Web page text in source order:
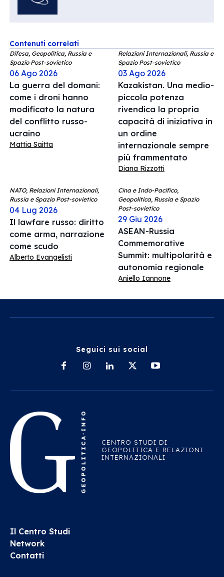
Contenuti correlati
Difesa, Geopolitica, Russia e
Spazio Post-sovietico
06 Ago 2026
La guerra del domani:
come i droni hanno
modificato la natura
del conflitto russo-
ucraino
Mattia Saitta
Relazioni Internazionali, Russia e
Spazio Post-sovietico
03 Ago 2026
Kazakistan. Una medio-
piccola potenza
rivendica la propria
capacità di iniziativa in
un ordine
internazionale sempre
più frammentato
Diana Rizzotti
NATO, Relazioni Internazionali,
Russia e Spazio Post-sovietico
04 Lug 2026
Il lawfare russo: diritto
come arma, narrazione
come scudo
Alberto Evangelisti
Cina e Indo-Pacifico,
Geopolitica, Russia e Spazio
Post-sovietico
29 Giu 2026
ASEAN-Russia
Commemorative
Summit: multipolarità e
autonomia regionale
Aniello Iannone
Seguici sui social
CENTRO STUDI DI
GEOPOLITICA E RELAZIONI
INTERNAZIONALI
Il Centro Studi
Network
Contatti